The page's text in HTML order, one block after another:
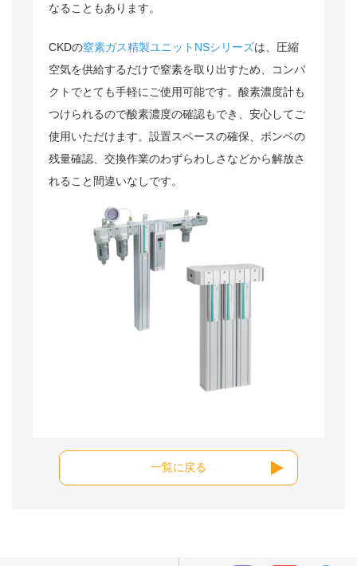
なることもあります。
CKDの窒素ガス精製ユニットNSシリーズは、圧縮
空気を供給するだけで窒素を取り出すため、コンパ
クトでとても手軽にご使用可能です。酸素濃度計も
つけられるので酸素濃度の確認もでき、安心してご
使用いただけます。設置スペースの確保、ボンベの
残量確認、交換作業のわずらわしさなどから解放さ
れること間違いなしです。
一覧に戻る